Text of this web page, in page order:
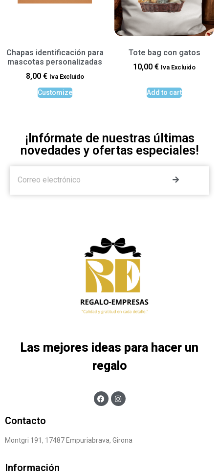
Chapas identificación para
mascotas personalizadas
8,00 € Iva Excluido
Customize
Tote bag con gatos
10,00 € Iva Excluido
Add to cart
¡Infórmate de nuestras últimas
novedades y ofertas especiales!
Las mejores ideas para hacer un
regalo
Contacto
Montgri 191, 17487 Empuriabrava, Girona
Información